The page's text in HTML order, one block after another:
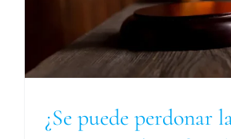
¿Se puede perdonar